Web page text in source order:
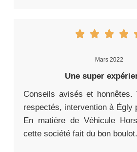
Mars 2022
Une super
Conseils avisés et honnêtes.
respectés, intervention à Égly
En matière de Véhicule
cette société fait du bon boulot.